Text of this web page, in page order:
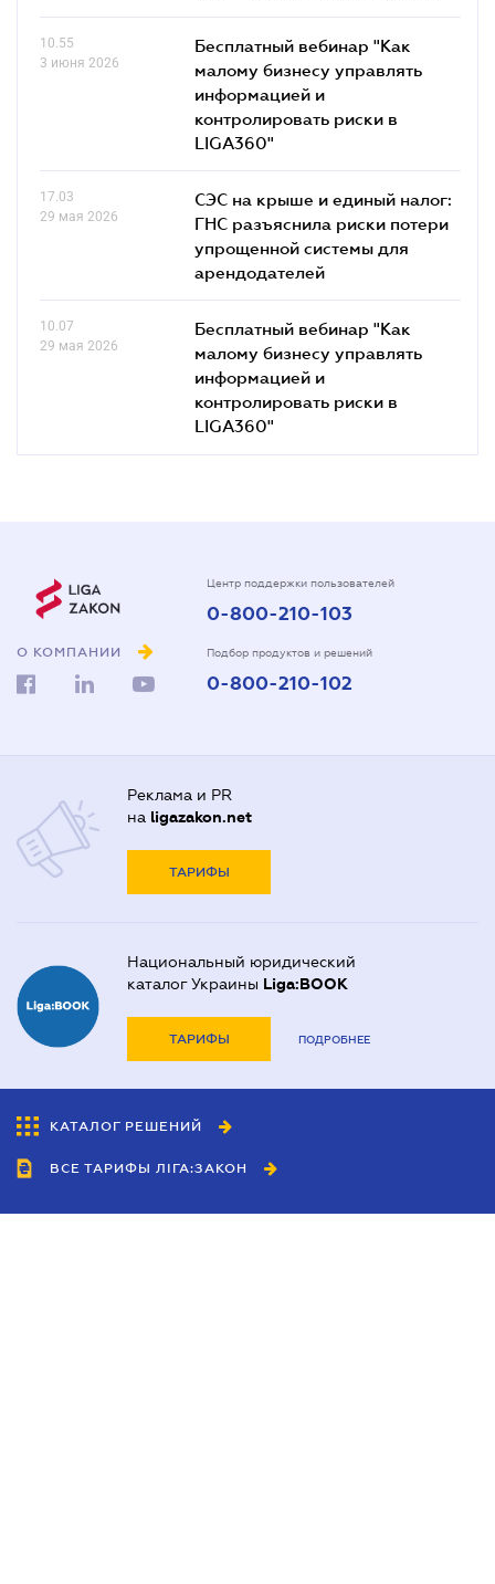
10.55
3 июня 2026
Бесплатный вебинар "Как
малому бизнесу управлять
информацией и
контролировать риски в
LIGA360"
17.03
29 мая 2026
СЭС на крыше и единый налог:
ГНС разъяснила риски потери
упрощенной системы для
арендодателей
10.07
29 мая 2026
Бесплатный вебинар "Как
малому бизнесу управлять
информацией и
контролировать риски в
LIGA360"
О КОМПАНИИ
Центр поддержки пользователей
0-800-210-103
Подбор продуктов и решений
0-800-210-102
Реклама и PR
на ligazakon.net
ТАРИФЫ
Национальный юридический
каталог Украины Liga:BOOK
ТАРИФЫ ПОДРОБНЕЕ
КАТАЛОГ РЕШЕНИЙ
ВСЕ ТАРИФЫ ЛІГА:ЗАКОН